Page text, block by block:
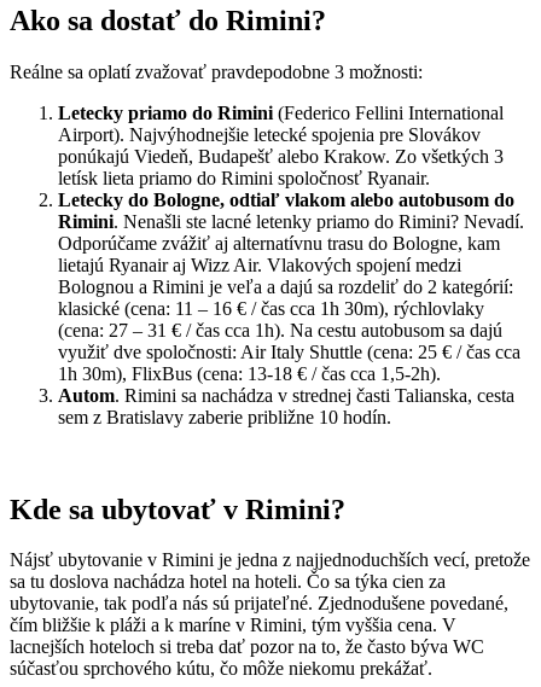
Ako sa dostať do Rimini?
Reálne sa oplatí zvažovať pravdepodobne 3 možnosti:
Letecky priamo do Rimini (Federico Fellini International
Airport). Najvýhodnejšie letecké spojenia pre Slovákov
ponúkajú Viedeň, Budapešť alebo Krakow. Zo všetkých 3
letísk lieta priamo do Rimini spoločnosť Ryanair.
Letecky do Bologne, odtiaľ vlakom alebo autobusom do
Rimini. Nenašli ste lacné letenky priamo do Rimini? Nevadí.
Odporúčame zvážiť aj alternatívnu trasu do Bologne, kam
lietajú Ryanair aj Wizz Air. Vlakových spojení medzi
Bolognou a Rimini je veľa a dajú sa rozdeliť do 2 kategórií:
klasické (cena: 11 – 16 € / čas cca 1h 30m), rýchlovlaky
(cena: 27 – 31 € / čas cca 1h). Na cestu autobusom sa dajú
využiť dve spoločnosti: Air Italy Shuttle (cena: 25 € / čas cca
1h 30m), FlixBus (cena: 13-18 € / čas cca 1,5-2h).
Autom. Rimini sa nachádza v strednej časti Talianska, cesta
sem z Bratislavy zaberie približne 10 hodín.
Kde sa ubytovať v Rimini?
Nájsť ubytovanie v Rimini je jedna z najjednoduchších vecí, pretože
sa tu doslova nachádza hotel na hoteli. Čo sa týka cien za
ubytovanie, tak podľa nás sú prijateľné. Zjednodušene povedané,
čím bližšie k pláži a k maríne v Rimini, tým vyššia cena. V
lacnejších hoteloch si treba dať pozor na to, že často býva WC
súčasťou sprchového kútu, čo môže niekomu prekážať.